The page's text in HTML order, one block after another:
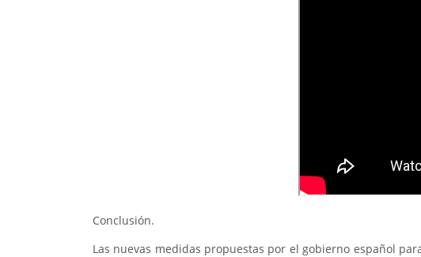
Conclusión.
Las nuevas medidas propuestas por el gobierno español